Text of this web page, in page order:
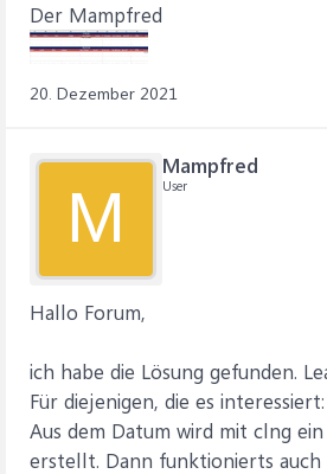
Der Mampfred
20. Dezember 2021
M
Mampfred
User
Hallo Forum,
ich habe die Lösung gefunden.
Für diejenigen, die es interessiert:
Aus dem Datum wird mit clng
erstellt. Dann funktionierts auch